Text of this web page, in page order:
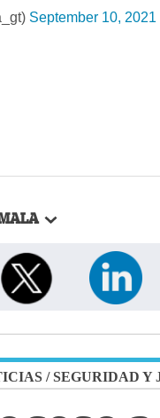
September 10, 2021
/SEGURIDAD Y